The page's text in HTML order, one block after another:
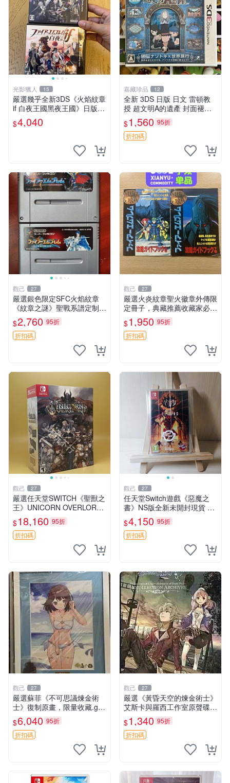
光影獵人 15
嚴選幾乎全新3DS《火焰紋章
if 白夜王國黑夜王國》日版遊
戲卡帶，原裝附盒帶書，保存
極佳，無任何損傷，讀寫正
$4,040
嘉藏珍品 12
全新 3DS 日版 日文 雷頓教
授 超文明A的遺產 封面褪色
全新未拆封 非二手封裝
$1,560 95折
折扣碼
觀己 27
嚴選銀色限定SFC火焰紋章
《紋章之謎》聖戰系譜定制
版，兩作套裝 火焰紋章 織田
信長 紋章之謎 國王的劍
$2,760 95折
折扣碼
觀己 27
嚴選火炎紋章聖火徽章外傳限
定冊子，典藏推薦收藏家必入
火炎紋章 國畫 徽章 外傳 限
量冊
$1,950 95折
折扣碼
觀己 27
嚴選任天堂SWITCH《聖獸之
王》UNICORN OVERLORD
遊戲，新品未拆盒，適合收藏
聖獸之王 Unicorn Overlord N
intend
$18,160 95折
折扣碼
觀己 27
任天堂Switch遊戲《惡魔之
書》NS版全新未開封現貨 推
薦收藏 游戲機 電玩 測試用機
$4,150 95折
折扣碼
觀己 27
嚴選蘇菲《不可思議煉金術
士》復制原畫，限量收藏.geo
店專供 不朽煉金術士 超限原
畫 國寶版
$6,040 95折
折扣碼
觀己 27
嚴選《黃昏天空的煉金術士》
艾斯卡與羅西工作室原聲碟
游戲音樂 CD 黃昏天空 錢金
術士 網路遊戲
$1,340 95折
折扣碼